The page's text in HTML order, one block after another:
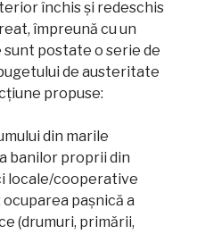
închis și redeschis
împreună cu un
postate o serie de
de austeritate
propuse:
din marile
banilor proprii din
locale/cooperative
pașnică a
(drumuri, primării,